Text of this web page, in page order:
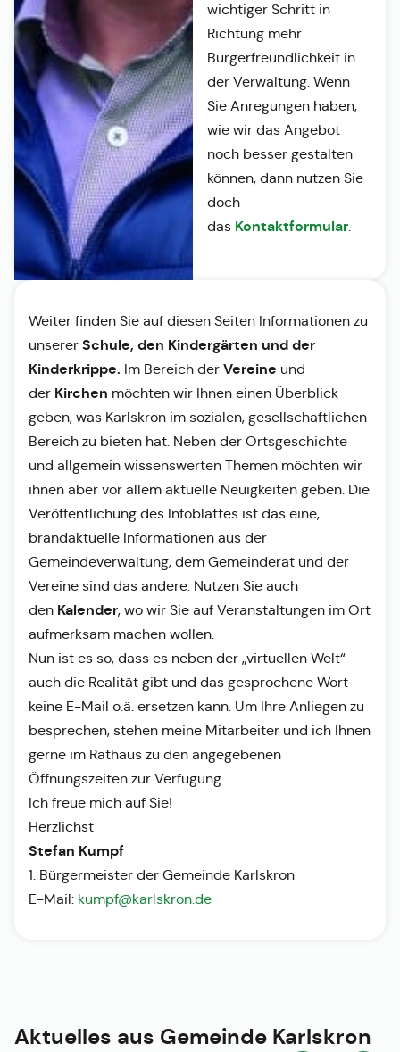
wichtiger Schritt in
Richtung mehr
Bürgerfreundlichkeit in
der Verwaltung. Wenn
Sie Anregungen haben,
wie wir das Angebot
noch besser gestalten
können, dann nutzen Sie
doch
das Kontaktformular.
Weiter finden Sie auf diesen Seiten Informationen zu
unserer Schule, den Kindergärten und der
Kinderkrippe. Im Bereich der Vereine und
der Kirchen möchten wir Ihnen einen Überblick
geben, was Karlskron im sozialen, gesellschaftlichen
Bereich zu bieten hat. Neben der Ortsgeschichte
und allgemein wissenswerten Themen möchten wir
ihnen aber vor allem aktuelle Neuigkeiten geben. Die
Veröffentlichung des Infoblattes ist das eine,
brandaktuelle Informationen aus der
Gemeindeverwaltung, dem Gemeinderat und der
Vereine sind das andere. Nutzen Sie auch
den Kalender, wo wir Sie auf Veranstaltungen im Ort
aufmerksam machen wollen.
Nun ist es so, dass es neben der „virtuellen Welt“
auch die Realität gibt und das gesprochene Wort
keine E-Mail o.ä. ersetzen kann. Um Ihre Anliegen zu
besprechen, stehen meine Mitarbeiter und ich Ihnen
gerne im Rathaus zu den angegebenen
Öffnungszeiten zur Verfügung.
Ich freue mich auf Sie!
Herzlichst
Stefan Kumpf
1. Bürgermeister der Gemeinde Karlskron
E-Mail: kumpf@karlskron.de
Aktuelles aus Gemeinde Karlskron